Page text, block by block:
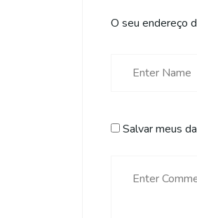
O seu endereço
Salvar meus